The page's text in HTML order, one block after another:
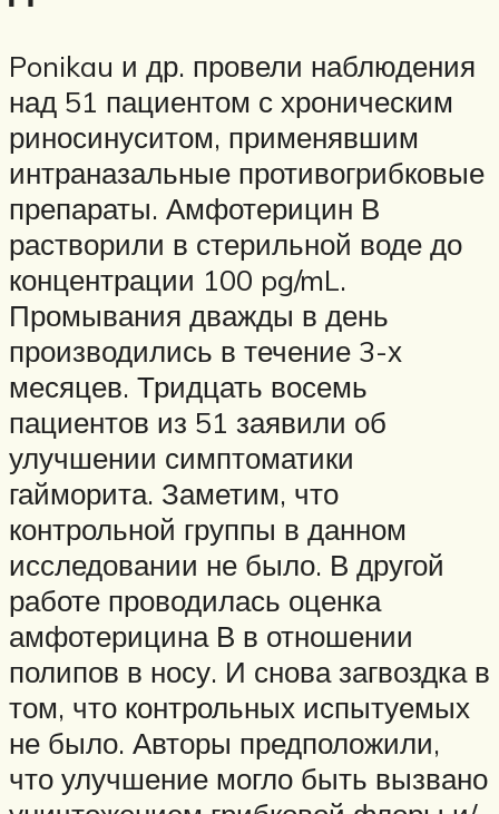
Ponikau и др. провели наблюдения
над 51 пациентом с хроническим
риносинуситом, применявшим
интраназальные противогрибковые
препараты. Амфотерицин В
растворили в стерильной воде до
концентрации 100 pg/mL.
Промывания дважды в день
производились в течение 3-х
месяцев. Тридцать восемь
пациентов из 51 заявили об
улучшении симптоматики
гайморита. Заметим, что
контрольной группы в данном
исследовании не было. В другой
работе проводилась оценка
амфотерицина В в отношении
полипов в носу. И снова загвоздка в
том, что контрольных испытуемых
не было. Авторы предположили,
что улучшение могло быть вызвано